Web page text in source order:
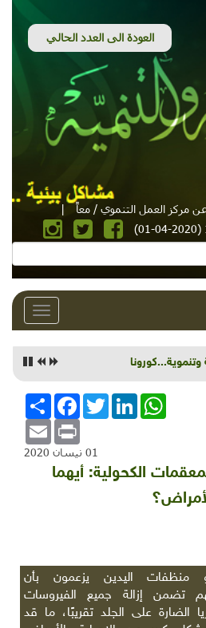
مركز العمل التنموي / معاً
|
Toggle
انشر
FacebookTwitterLinkedInWhatsApp
Email Print
01 نيسان 2020
الكحولية: أيهما
منظفات اليدين يزعمون بأن
تضمن إزالة جميع الفيروسات
الضارة على الجلد تقريبًا، ما قد